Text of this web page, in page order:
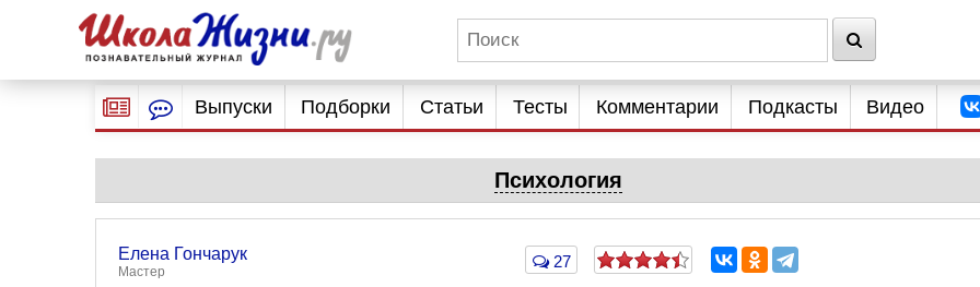
Выпуски Подборки Статьи Тесты Комментарии Подкасты Видео
Психология
Елена Гончарук
Мастер
27